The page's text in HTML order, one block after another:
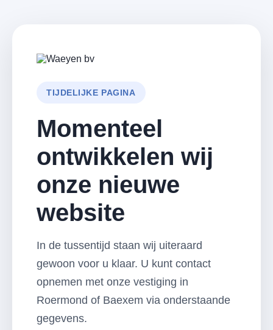
TIJDELIJKE PAGINA
Momenteel
ontwikkelen wij
onze nieuwe
website
In de tussentijd staan wij uiteraard
gewoon voor u klaar. U kunt contact
opnemen met onze vestiging in
Roermond of Baexem via onderstaande
gegevens.